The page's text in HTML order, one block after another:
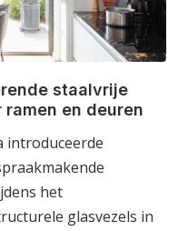
staalvrije
en deuren
introduceerde
het
glasvezels in